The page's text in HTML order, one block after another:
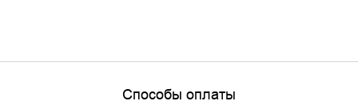
Способы оплаты